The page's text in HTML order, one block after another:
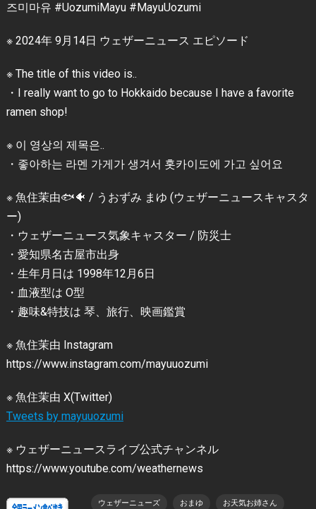
즈미마유 #UozumiMayu #MayuUozumi
※ 2024年 9月14日 ウェザーニュース エピソード
※ The title of this video is..
・I really want to go to Hokkaido because I have a favorite
ramen shop!
※ 이 영상의 제목은..
・좋아하는 라멘 가게가 생겨서 홋카이도에 가고 싶어요
※ 魚住茉由🐟🐠 / うおずみ まゆ (ウェザーニュースキャスタ
ー)
・ウェザーニュース気象キャスター / 防災士
・愛知県名古屋市出身
・生年月日は 1998年12月6日
・血液型は O型
・趣味&特技は 琴、旅行、映画鑑賞
※ 魚住茉由 Instagram
https://www.instagram.com/mayuuozumi
※ 魚住茉由 X(Twitter)
Tweets by mayuuozumi
※ ウェザーニュースライブ公式チャンネル
https://www.youtube.com/weathernews
ウェザーニューズ おまゆ お天気お姉さん